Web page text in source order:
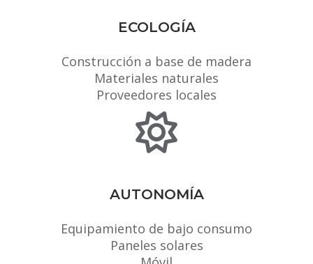
ECOLOGÍA
Construcción a base de madera
Materiales naturales
Proveedores locales
AUTONOMÍA
Equipamiento de bajo consumo
Paneles solares